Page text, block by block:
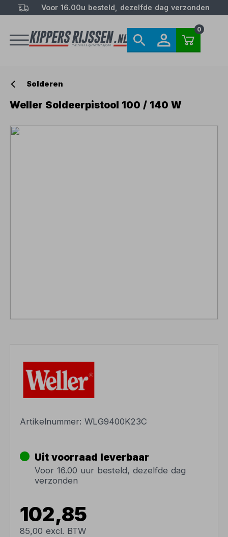
Voor 16.00u besteld, dezelfde dag verzonden
0
Solderen
Weller Soldeerpistool 100 / 140 W
Artikelnummer:WLG9400K23C
Uit voorraad leverbaar
Voor 16.00 uur besteld, dezelfde dag
verzonden
102,85
85,00 excl. BTW